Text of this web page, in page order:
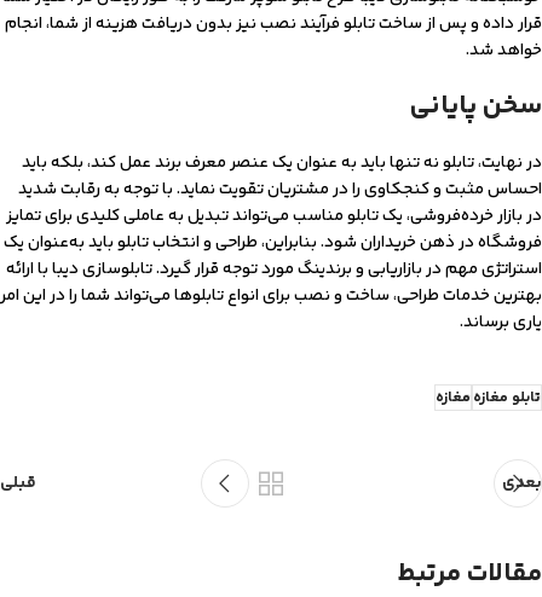
قرار داده و پس از ساخت تابلو فرآیند نصب نیز بدون دریافت هزینه از شما، انجام
خواهد شد.
سخن پایانی
در نهایت، تابلو نه تنها باید به عنوان یک عنصر معرف برند عمل کند، بلکه باید
احساس مثبت و کنجکاوی را در مشتریان تقویت نماید. با توجه به رقابت شدید
در بازار خرده‌فروشی، یک تابلو مناسب می‌تواند تبدیل به عاملی کلیدی برای تمایز
فروشگاه در ذهن خریداران شود. بنابراین، طراحی و انتخاب تابلو باید به‌عنوان یک
استراتژی مهم در بازاریابی و برندینگ مورد توجه قرار گیرد. تابلوسازی دیبا با ارائه
بهترین خدمات طراحی، ساخت و نصب برای انواع تابلوها می‌تواند شما را در این امر
یاری برساند.
تابلو مغازهمغازه
بعدی قبلی
مقالات مرتبط